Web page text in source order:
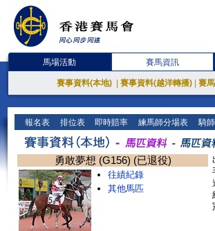
馬場活動 賽馬資訊
賽事資料(本地) 賽事資料(越洋轉播) 賽
報名表 排位表 即時賠率 練馬師分場表 騎
勇敢夢想 (G156) (已退役)
往績紀錄
其他馬匹